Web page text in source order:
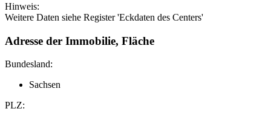
Hinweis:
Weitere Daten siehe Register 'Eckdaten des Centers'
Adresse der Immobilie, Fläche
Bundesland:
Sachsen
PLZ: